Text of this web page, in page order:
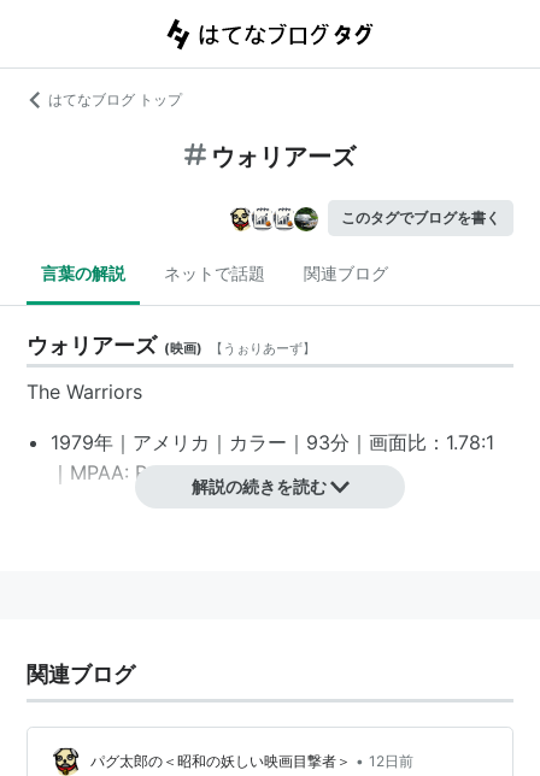
はてなブログ トップ
ウォリアーズ
このタグでブログを書く
言葉の解説 ネットで話題 関連ブログ
ウォリアーズ (映画) 【 うぉりあーず】
The Warriors
1979年｜アメリカ｜カラー｜93分｜画面比：1.78:1
｜MPAA: R
製作補：ジョエル・シルヴァー
原作：ソル・ユーリック
解説の続きを読む
関連ブログ
パグ太郎の＜昭和の妖しい映画目撃者＞ • 12日前